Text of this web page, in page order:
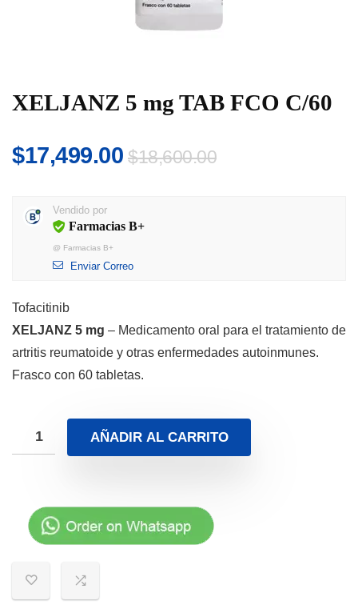
XELJANZ 5 mg TAB FCO C/60
$18,600.00El
$17,499.00
El
Vendido por
Farmacias B+
@ Farmacias B+
Enviar Correo
Tofacitinib
XELJANZ 5 mg – Medicamento oral para el tratamiento de
artritis reumatoide y otras enfermedades autoinmunes.
Frasco con 60 tabletas.
AÑADIR AL CARRITO